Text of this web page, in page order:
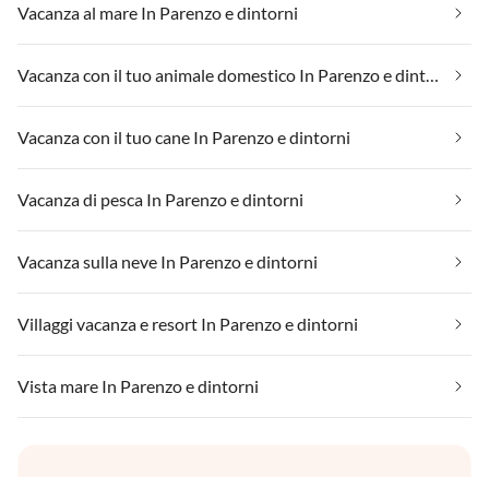
Vacanza al mare In Parenzo e dintorni
Vacanza con il tuo cane In Parenzo e dintorni
Vacanza di pesca In Parenzo e dintorni
Vacanza sulla neve In Parenzo e dintorni
Villaggi vacanza e resort In Parenzo e dintorni
Vista mare In Parenzo e dintorni